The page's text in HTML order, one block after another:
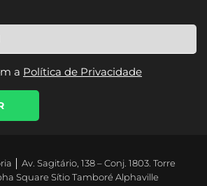
Política de Privacidade